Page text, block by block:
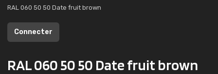
RAL 060 50 50 Date fruit brown
Connecter
RAL 060 50 50 Date fruit brown